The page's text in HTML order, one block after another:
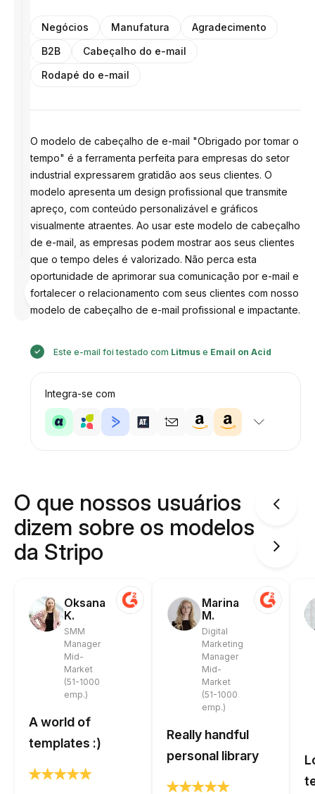
Desenhado
por
Negócios Manufatura
Agradecimento
B2B
Cabeçalho do e-mail
Rodapé do e-mail
O modelo de cabeçalho de e-mail "Obrigado por tomar o
tempo" é a ferramenta perfeita para empresas do setor
industrial expressarem gratidão aos seus clientes. O
modelo apresenta um design profissional que transmite
apreço, com conteúdo personalizável e gráficos
visualmente atraentes. Ao usar este modelo de cabeçalho
de e-mail, as empresas podem mostrar aos seus clientes
que o tempo deles é valorizado. Não perca esta
oportunidade de aprimorar sua comunicação por e-mail e
fortalecer o relacionamento com seus clientes com nosso
modelo de cabeçalho de e-mail profissional e impactante.
Este e-mail foi testado com Litmuse Email on Acid
Integra-se com
O que nossos usuários
dizem sobre os modelos
da Stripo
Oksana
K.
SMM
Manager
Mid-
Market
(51-1000
emp.)
A world of
templates :)
Marina
M.
Digital
Marketing
Manager
Mid-
Market
(51-1000
emp.)
Really handful
personal library